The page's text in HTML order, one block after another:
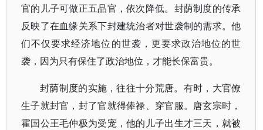
官的儿子可做正五品官，依次降低。封荫制度的传承
反映了在血缘关系下封建统治者对世袭制的需求。他
们不仅要求经济地位的世袭，更要求政治地位的世
袭，因为只有保住了政治地位，才能长保富贵。
封荫制度的实施，往往十分荒唐。有时，大官僚
生子就封官，封了官就得俸禄、穿官服。唐玄宗时，
霍国公王毛仲极为受宠，他的儿子出生才三天，就被